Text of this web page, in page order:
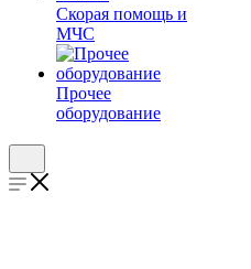
Скорая помощь и
МЧС
Прочее
оборудование